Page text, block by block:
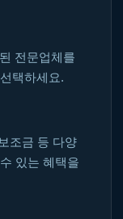
전문업체를
택하세요.
조금 등 다양
있는 혜택을